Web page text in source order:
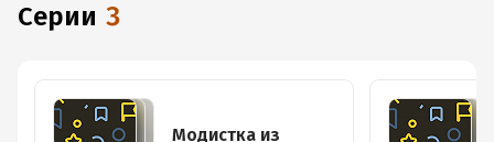
Серии 3
Модистка из